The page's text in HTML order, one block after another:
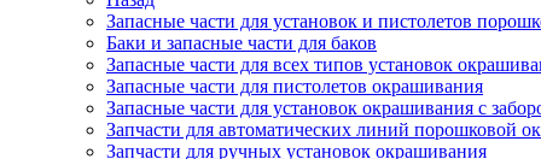
Запасные части для установок и пистолетов
Баки и запасные части для баков
Запасные части для всех типов установок
Запасные части для пистолетов окрашивания
Запасные части для установок окрашивания с
Запчасти для автоматических линий порошковой
Запчасти для ручных установок окрашивания